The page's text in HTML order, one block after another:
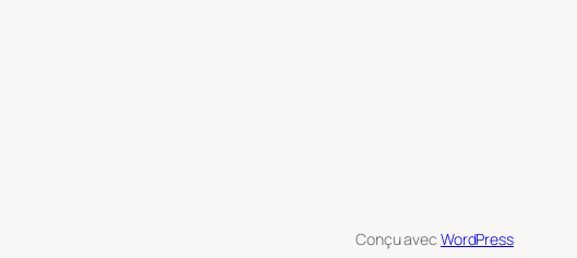
Conçu avec WordPress